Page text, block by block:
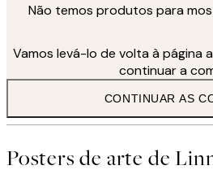
"O meu trabalho sempre começa
esse é o meu ponto de partida", diz
O processo criativo de Linnea inclui
texturas, luz e cores criando as
óbvios ou bizarros. Música, pessoas
fonte de inspiração. Sinto que o meu
Não temos produtos para
Vamos levá-lo de volta à página
continuar a
CONTINUAR AS
Posters de arte de